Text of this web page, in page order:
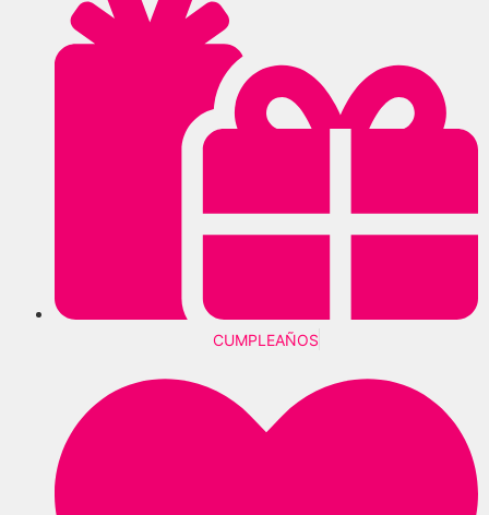
CUMPLEAÑOS